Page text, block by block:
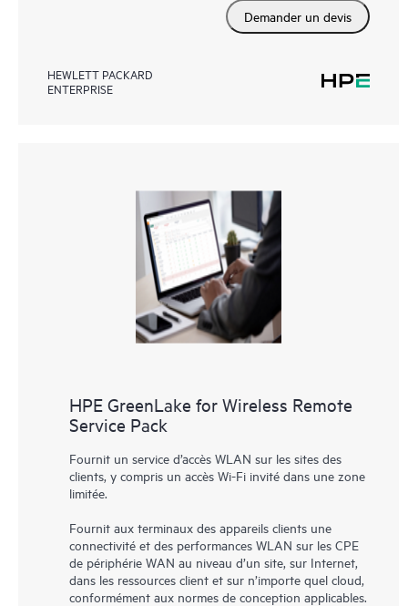
Demander un devis
HEWLETT PACKARD
ENTERPRISE
HPE GreenLake for Wireless Remote
Service Pack
Fournit un service d’accès WLAN sur les sites des
clients, y compris un accès Wi-Fi invité dans une zone
limitée.
Fournit aux terminaux des appareils clients une
connectivité et des performances WLAN sur les CPE
de périphérie WAN au niveau d’un site, sur Internet,
dans les ressources client et sur n’importe quel cloud,
conformément aux normes de conception applicables.